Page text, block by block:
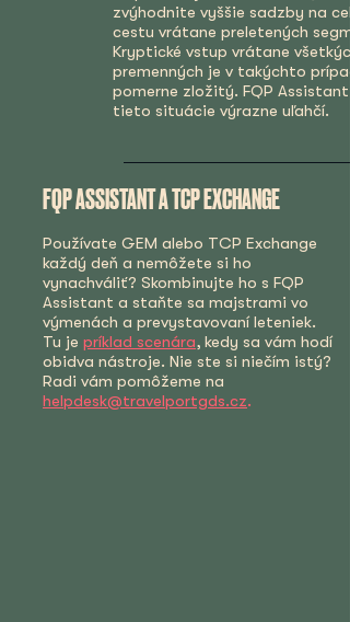
zvýhodnite vyššie sadzby na celú
cestu vrátane preletených
Kryptické vstup vrátane všetkých
premenných je v takýchto
pomerne zložitý. FQP Assistant
tieto situácie výrazne uľahčí.
FQP ASSISTANT A TCP EXCHANGE
Používate GEM alebo TCP Exchange
každý deň a nemôžete si ho
vynachváliť? Skombinujte ho s FQP
Assistant a staňte sa majstrami vo
výmenách a prevystavovaní leteniek.
Tu je príklad scenára, kedy sa vám hodí
obidva nástroje. Nie ste si niečím istý?
Radi vám pomôžeme na
helpdesk@travelportgds.cz.